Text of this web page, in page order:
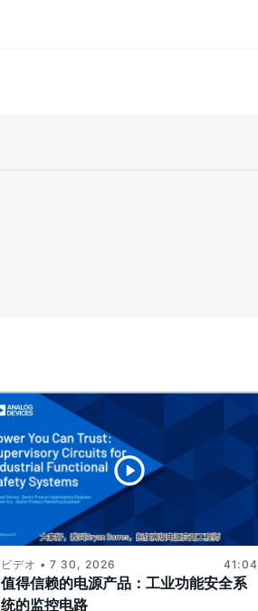
值得信赖的电源产品：工业功能安全系
统的监控电路
ビデオ • 7 30, 2026 41:04